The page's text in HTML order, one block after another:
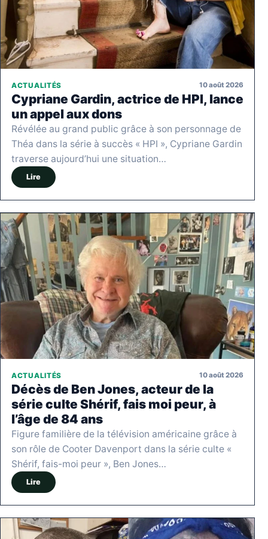
ACTUALITÉS 10 août 2026
Cypriane Gardin, actrice de HPI, lance
un appel aux dons
Révélée au grand public grâce à son personnage de
Théa dans la série à succès « HPI », Cypriane Gardin
traverse aujourd’hui une situation…
Lire
ACTUALITÉS 10 août 2026
Décès de Ben Jones, acteur de la
série culte Shérif, fais moi peur, à
l’âge de 84 ans
Figure familière de la télévision américaine grâce à
son rôle de Cooter Davenport dans la série culte «
Shérif, fais-moi peur », Ben Jones…
Lire